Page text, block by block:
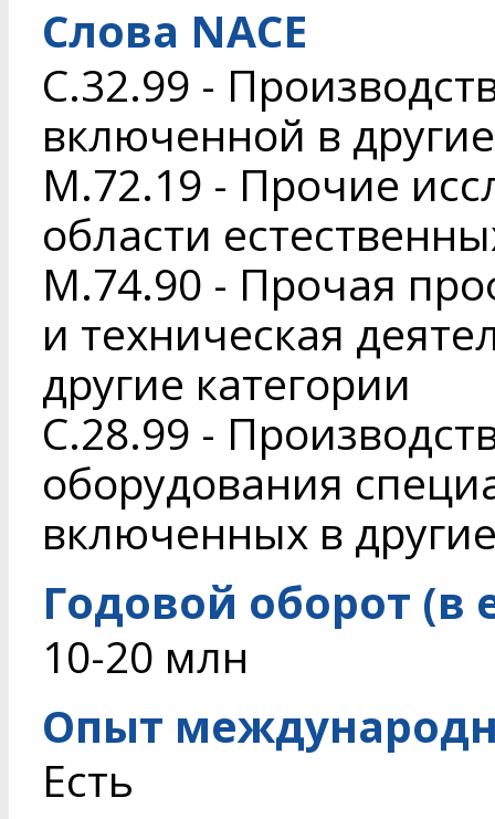
Слова NACE
C.32.99 -
включенной в
M.72.19 - Прочие
области
M.74.90 - Прочая
и техническая
другие категории
C.28.99 -
оборудования
включенных в
Годовой оборот (в
10-20 млн
Опыт
Есть